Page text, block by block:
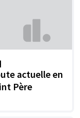
actuelle en
Père